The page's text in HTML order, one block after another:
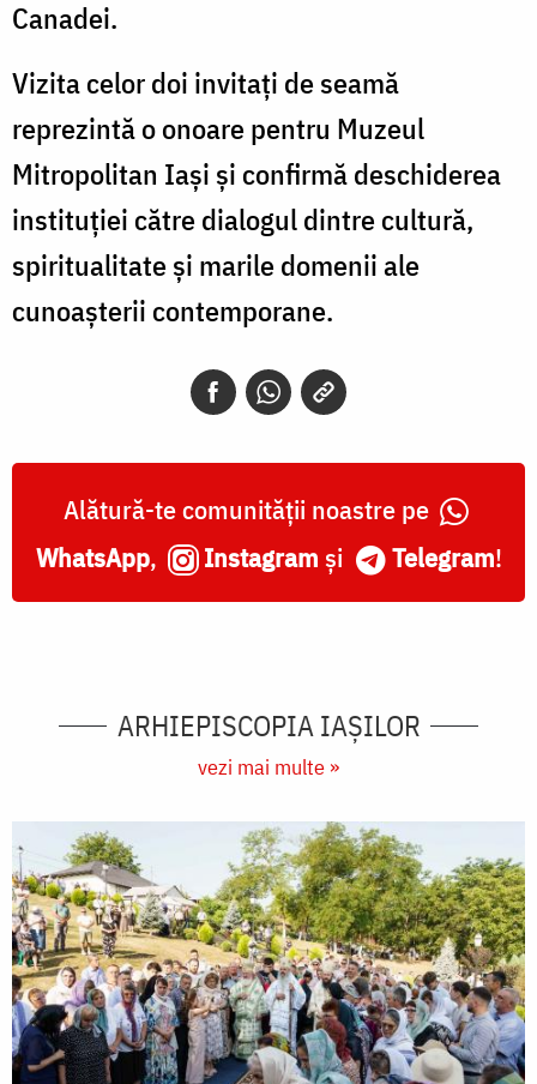
Canadei.
Vizita celor doi invitați de seamă
reprezintă o onoare pentru Muzeul
Mitropolitan Iașiși confirmă deschiderea
instituției către dialogul dintre cultură,
spiritualitate și marile domenii ale
cunoașterii contemporane.
Alătură-te comunității noastre pe
WhatsApp, Instagram și Telegram!
ARHIEPISCOPIA IAŞILOR
vezi mai multe »